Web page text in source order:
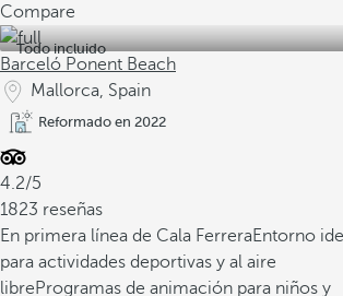
Compare
Todo incluido
Barceló Ponent Beach
Mallorca, Spain
Reformado en 2022
4.2/5
1823 reseñas
En primera línea de Cala FerreraEntorno
para actividades deportivas y al aire
libreProgramas de animación para niños y